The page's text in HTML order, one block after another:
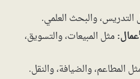
التدريس، والبحث العلمي.
مثل المبيعات، والتسويق،
المطاعم، والضيافة، والنقل.